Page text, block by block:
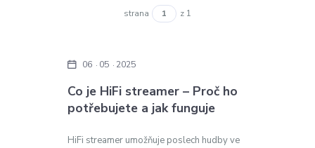
strana z 1
Co je HiFi streamer – Proč ho
potřebujete a jak funguje
06 05 2025
HiFi streamer umožňuje poslech hudby ve